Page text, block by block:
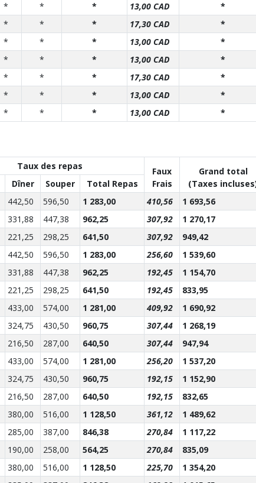
* * * 13,00 CAD
*
* * * 17,30 CAD
*
* * * 13,00 CAD
*
* * * 13,00 CAD
*
* * * 17,30 CAD
*
* * * 13,00 CAD
*
* * * 13,00 CAD *
Taux des repas
Faux
Frais
Grand total
(Taxes
Dîner Souper
Total Repas
442,50 596,50 1 283,00 410,56
1 693,56
331,88 447,38 962,25 307,92
1 270,17
221,25 298,25 641,50 307,92
949,42
442,50 596,50 1 283,00 256,60
1 539,60
331,88 447,38 962,25 192,45
1 154,70
221,25 298,25 641,50 192,45
833,95
433,00 574,00 1 281,00 409,92
1 690,92
324,75 430,50 960,75 307,44
1 268,19
216,50 287,00 640,50 307,44
947,94
433,00 574,00 1 281,00 256,20
1 537,20
324,75 430,50 960,75 192,15
1 152,90
216,50 287,00 640,50 192,15
832,65
380,00 516,00 1 128,50 361,12
1 489,62
285,00 387,00 846,38 270,84
1 117,22
190,00 258,00 564,25 270,84
835,09
380,00 516,00 1 128,50 225,70
1 354,20